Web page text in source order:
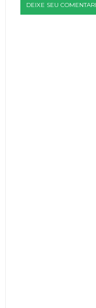
DEIXE SEU